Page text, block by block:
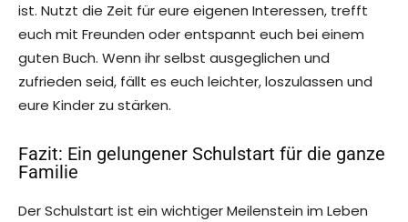
ist. Nutzt die Zeit für eure eigenen Interessen, trefft
euch mit Freunden oder entspannt euch bei einem
guten Buch. Wenn ihr selbst ausgeglichen und
zufrieden seid, fällt es euch leichter, loszulassen und
eure Kinder zu stärken.
Fazit: Ein gelungener Schulstart für die ganze
Familie
Der Schulstart ist ein wichtiger Meilenstein im Leben